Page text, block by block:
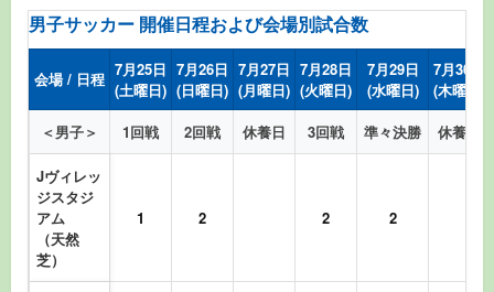
男子サッカー 開催日程および会場別試合数
会場 / 日程 7月25日
(土曜日)
7月26日
(日曜日)
7月27日
(月曜日)
7月28日
(火曜日)
7月29日
(水曜日)
7月30日
(木曜日)
＜男子＞
1回戦 2回戦 休養日 3回戦 準々決勝 休養日
Jヴィレッ
ジスタジ
アム
（天然
芝）
1 2 2 2